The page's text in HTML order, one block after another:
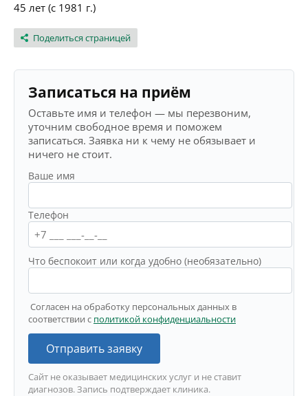
45 лет (с 1981 г.)
Поделиться страницей
Записаться на приём
Оставьте имя и телефон — мы перезвоним,
уточним свободное время и поможем
записаться. Заявка ни к чему не обязывает и
ничего не стоит.
Ваше имя
Телефон
Что беспокоит или когда удобно (необязательно)
Согласен на обработку персональных данных в
соответствии с политикой конфиденциальности
Отправить заявку
Сайт не оказывает медицинских услуг и не ставит
диагнозов. Запись подтверждает клиника.